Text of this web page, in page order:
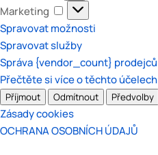
Marketing
Marketing
Spravovat možnosti
Spravovat služby
Správa {vendor_count} prodejců
Přečtěte si více o těchto účelech
Příjmout Odmítnout Předvolby
Zásady cookies
OCHRANA OSOBNÍCH ÚDAJŮ